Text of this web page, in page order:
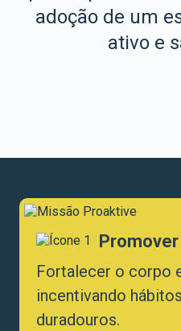
adoção de um
ativo e
Fortalecer o corpo
incentivando
duradouros.